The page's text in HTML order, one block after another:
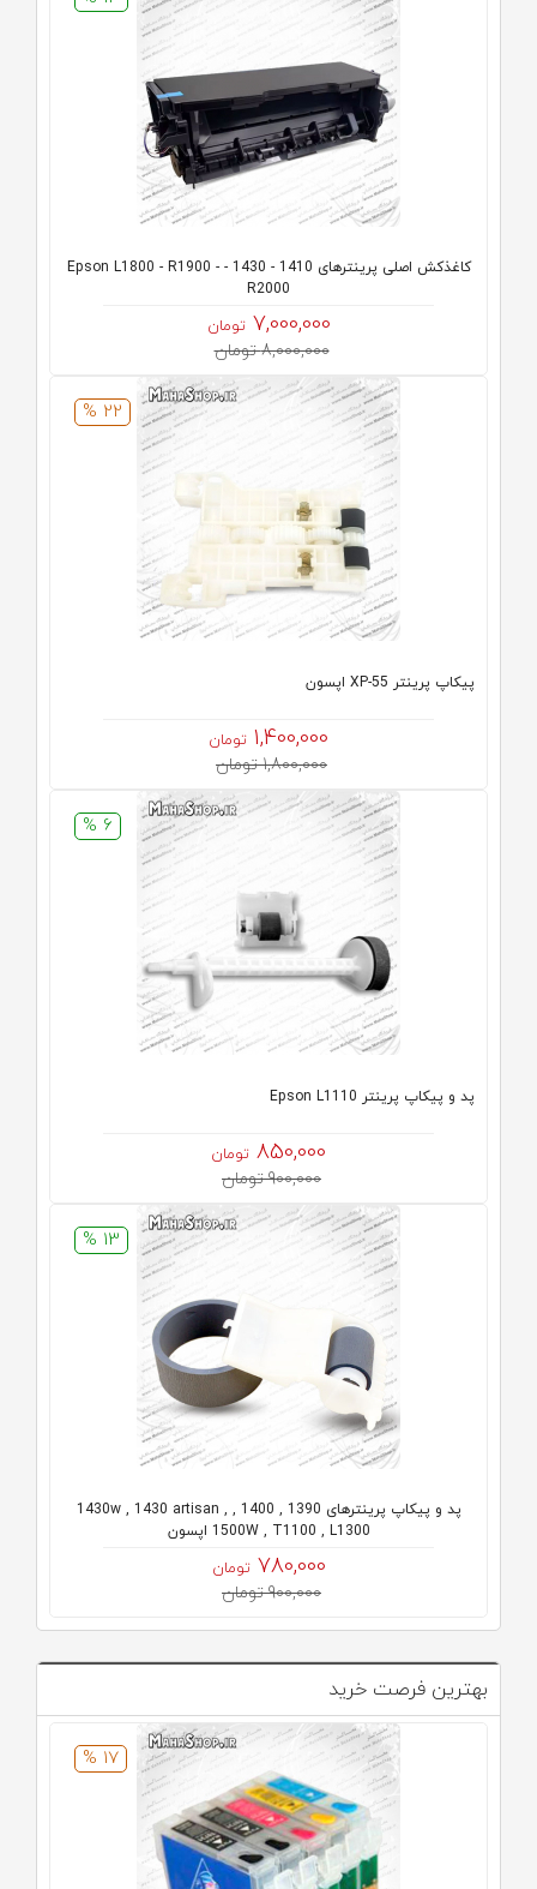
کاغذکش اصلی پرینترهای 1410 - 1430 - Epson L1800 - R1900 -
R2000
7,000,000 تومان
8,000,000 تومان
22 %
پیکاپ پرینتر XP-55 اپسون
1,400,000 تومان
1,800,000 تومان
6 %
پد و پیکاپ پرینتر Epson L1110
850,000 تومان
900,000 تومان
13 %
پد و پیکاپ پرینترهای 1390 , 1400 , 1430w , 1430 artisan ,
1500W , T1100 , L1300 اپسون
780,000 تومان
900,000 تومان
بهترین فرصت خرید
17 %